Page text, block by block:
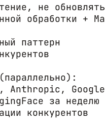
не
обработки +
паттерн
Anthropic,
за неделю
конкурентов